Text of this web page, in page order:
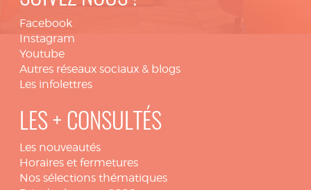
Facebook
Instagram
Youtube
Autres réseaux sociaux & blogs
Les infolettres
LES + CONSULTÉS
Les nouveautés
Horaires et fermetures
Nos sélections thématiques